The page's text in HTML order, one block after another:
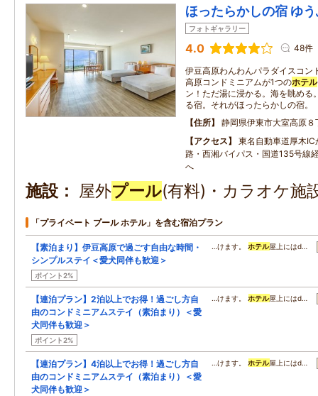
ほったらかしの宿 ゆ
フォトギャラリー
4.0 48件
伊豆高原わんわんパラダイスコン
高原コンドミニアムが1つのホテル
ン！ただ湯に浸かる。海を眺める
る宿。それがほったらかしの宿。
住所
静岡県伊東市大室高原８
アクセス
東名自動車道厚木
路・西湘バイパス・国道135号線
へ
施設 屋外プール(有料)・カラオケ施
「プライベート プール ホテル」を含む宿泊プラン
【素泊まり】伊豆高原で過ごす自由な時間・
シンプルステイ＜愛犬同伴も歓迎＞
ポイント2%
…けます。 ホテル屋上にはd…
【連泊プラン】2泊以上でお得！過ごし方自
由のコンドミニアムステイ（素泊まり）＜愛
犬同伴も歓迎＞
ポイント2%
…けます。 ホテル屋上にはd…
【連泊プラン】4泊以上でお得！過ごし方自
由のコンドミニアムステイ（素泊まり）＜愛
犬同伴も歓迎＞
…けます。 ホテル屋上にはd…